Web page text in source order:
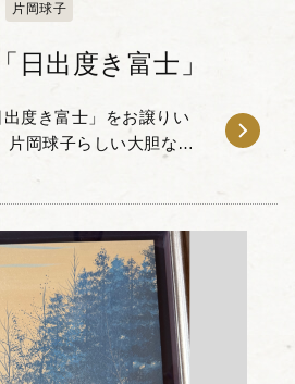
片岡球子
日出度き富士」
度き富士」をお譲りい
ちた富士山の表現が非